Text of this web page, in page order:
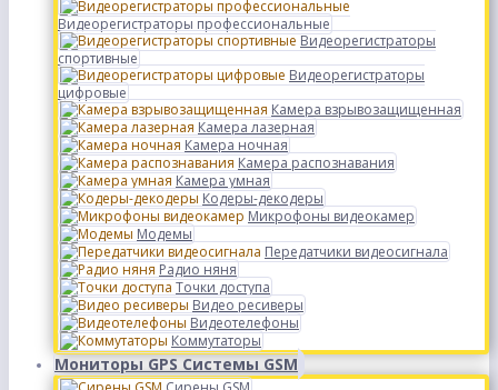
Видеорегистраторы профессиональные
Видеорегистраторы
спортивные
Видеорегистраторы
цифровые
Камера взрывозащищенная
Камера лазерная
Камера ночная
Камера распознавания
Камера умная
Кодеры-декодеры
Микрофоны видеокамер
Модемы
Передатчики видеосигнала
Радио няня
Точки доступа
Видео ресиверы
Видеотелефоны
Коммутаторы
Мониторы GPS Системы GSM